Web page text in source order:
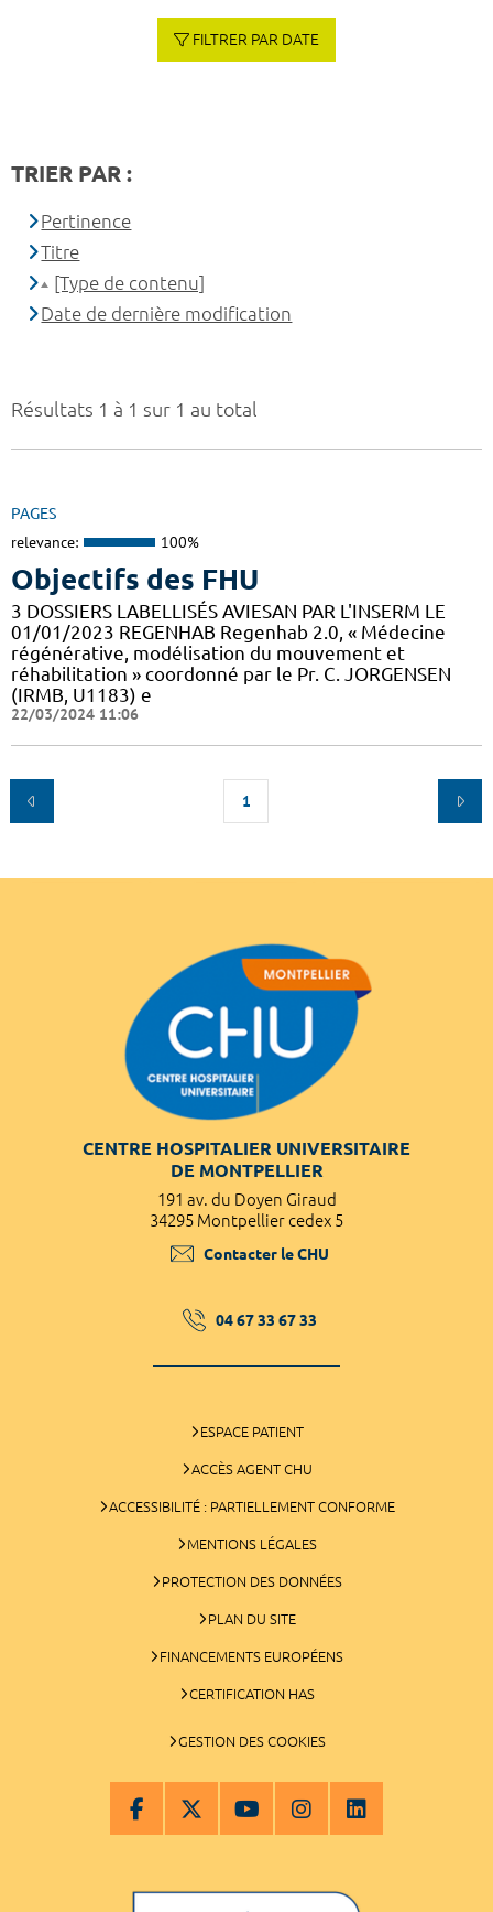
Résultats 1 à 1 sur 1 au total
PAGES
relevance: 100%
Objectifs des FHU
3 DOSSIERS LABELLISÉS AVIESAN PAR L'INSERM LE
01/01/2023 REGENHAB Regenhab 2.0, « Médecine
régénérative, modélisation du mouvement et
réhabilitation » coordonné par le Pr. C. JORGENSEN
(IRMB, U1183) e
22/03/2024 11:06
1
FILTRER PAR DATE
TRIER PAR :
Pertinence
Titre
[Type de contenu]
Date de dernière modification
CENTRE HOSPITALIER UNIVERSITAIRE
DE MONTPELLIER
191 av. du Doyen Giraud
34295 Montpellier cedex 5
Contacter le CHU
04 67 33 67 33
ESPACE PATIENT
ACCÈS AGENT CHU
ACCESSIBILITÉ : PARTIELLEMENT CONFORME
MENTIONS LÉGALES
PROTECTION DES DONNÉES
PLAN DU SITE
FINANCEMENTS EUROPÉENS
CERTIFICATION HAS
GESTION DES COOKIES